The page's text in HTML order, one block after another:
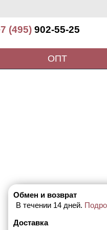
(495) 902-55-25
ОПТ
Обмен и возврат
В течении 14 дней.
Доставка